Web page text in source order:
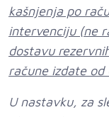
kašnjenja po
intervenciju (ne
dostavu
račune izdate
U nastavku, za